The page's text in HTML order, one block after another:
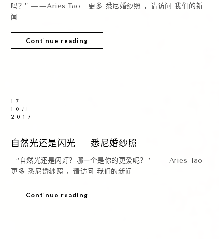
吗？” ——Aries Tao 更多 悉尼婚纱照 ，请访问 我们的新
闻
Continue reading
17
10月
2017
自然光还是闪光 – 悉尼婚纱照
“自然光还是闪灯？哪一个是你的更爱呢？” ——Aries Tao
更多 悉尼婚纱照 ，请访问 我们的新闻
Continue reading